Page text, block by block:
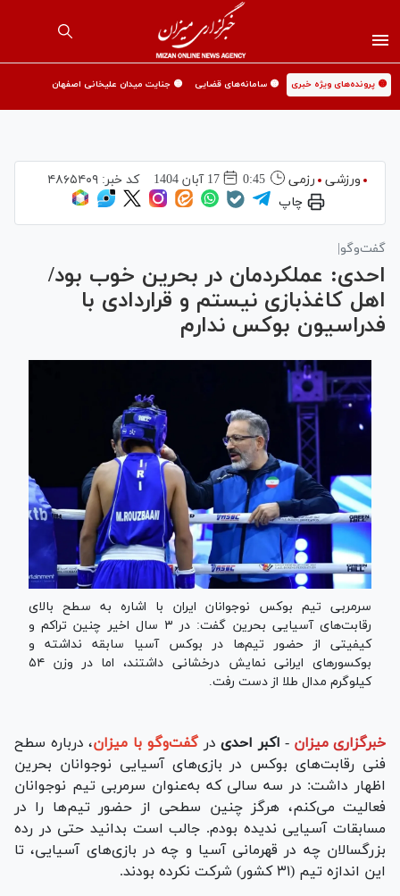
🟡 پرونده‌های ویژه خبری 🟡 سامانه‌های قضایی 🟡 جنایت میدان علیخانی اصفهان
ورزشی رزمی 0:45 17 آبان 1404 کد خبر: ۴۸۶۵۴۰۹
چاپ
گفت‌وگو|
احدی: عملکردمان در بحرین خوب بود/
اهل کاغذبازی نیستم و قراردادی با
فدراسیون بوکس ندارم
سرمربی تیم بوکس نوجوانان ایران با اشاره به سطح بالای
رقابت‌های آسیایی بحرین گفت: در ۳ سال اخیر چنین تراکم و
کیفیتی از حضور تیم‌ها در بوکس آسیا سابقه نداشته و
بوکسور‌های ایرانی نمایش درخشانی داشتند، اما در وزن ۵۴
کیلوگرم مدال طلا از دست رفت.
خبرگزاری میزان - اکبر احدی درگفت‌وگو با میزان، درباره سطح
فنی رقابت‌های بوکس در بازی‌های آسیایی نوجوانان بحرین
اظهار داشت: در سه سالی که به‌عنوان سرمربی تیم نوجوانان
فعالیت می‌کنم، هرگز چنین سطحی از حضور تیم‌ها را در
مسابقات آسیایی ندیده بودم. جالب است بدانید حتی در رده
بزرگسالان چه در قهرمانی آسیا و چه در بازی‌های آسیایی، تا
این اندازه تیم (۳۱ کشور) شرکت نکرده بودند.